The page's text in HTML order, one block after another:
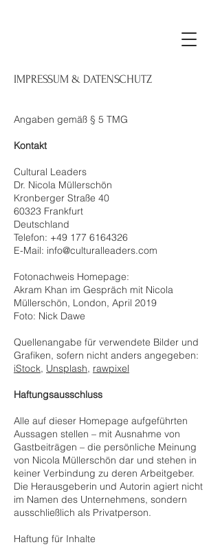
IMPRESSUM & DATENSCHUTZ
Angaben gemäß § 5 TMG
Kontakt
Cultural Leaders
Dr. Nicola Müllerschön
Kronberger Straße 40
60323 Frankfurt
Deutschland
Telefon: +49 177 6164326
E-Mail: info@culturalleaders.com
Fotonachweis Homepage:
Akram Khan im Gespräch mit Nicola
Müllerschön, London, April 2019
Foto: Nick Dawe
Quellenangabe für verwendete Bilder und
Grafiken, sofern nicht anders angegeben:
iStock, Unsplash, rawpixel
Haftungsausschluss
Alle auf dieser Homepage aufgeführten
Aussagen stellen – mit Ausnahme von
Gastbeiträgen – die persönliche Meinung
von Nicola Müllerschön dar und stehen in
keiner Verbindung zu deren Arbeitgeber.
Die Herausgeberin und Autorin agiert nicht
im Namen des Unternehmens, sondern
ausschließlich als Privatperson.
Haftung für Inhalte